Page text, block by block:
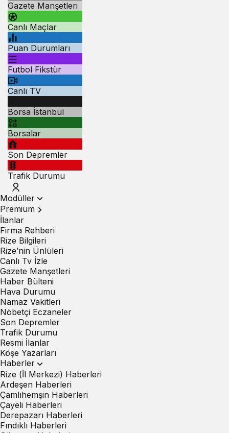
Gazete Manşetleri
Canlı Maçlar
Puan Durumları
Futbol Fikstür
Canlı TV
Borsa İstanbul
Borsalar
Son Depremler
Trafik Durumu
Modüller
Premium
İlanlar
Firma Rehberi
Rize Bilgileri
Rize’nin Ünlüleri
Canlı Tv İzle
Gazete Manşetleri
Haber Bülteni
Hava Durumu
Namaz Vakitleri
Nöbetçi Eczaneler
Son Depremler
Trafik Durumu
Resmi İlanlar
Köşe Yazarları
Haberler
Rize (İl Merkezi) Haberleri
Ardeşen Haberleri
Çamlıhemşin Haberleri
Çayeli Haberleri
Derepazarı Haberleri
Fındıklı Haberleri